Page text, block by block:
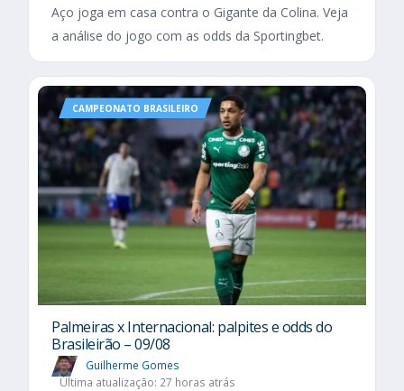
Aço joga em casa contra o Gigante da Colina. Veja
a análise do jogo com as odds da Sportingbet.
CAMPEONATO BRASILEIRO
Palmeiras x Internacional: palpites e odds do
Brasileirão – 09/08
Guilherme Gomes
Última atualização: 27 horas atrás